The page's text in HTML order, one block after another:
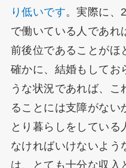
り低いです。実際に、
で働いている人であれ
前後位であることがほ
確かに、結婚もしてお
うな状況であれば、こ
ることには支障がない
とり暮らしをしている
なければいけないよう
は、とても十分な収入